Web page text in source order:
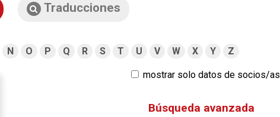
Traducciones
N O P Q R S T U V W X Y Z
mostrar solo datos de socios/as
Búsqueda avanzada